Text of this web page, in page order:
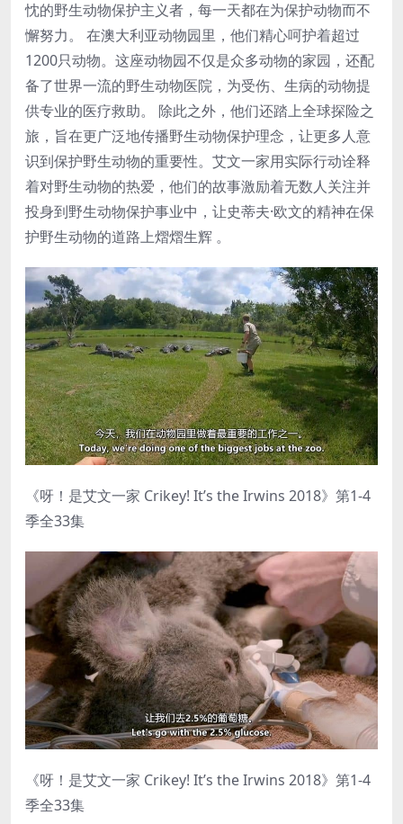
忱的野生动物保护主义者，每一天都在为保护动物而不
懈努力。 在澳大利亚动物园里，他们精心呵护着超过
1200只动物。这座动物园不仅是众多动物的家园，还配
备了世界一流的野生动物医院，为受伤、生病的动物提
供专业的医疗救助。 除此之外，他们还踏上全球探险之
旅，旨在更广泛地传播野生动物保护理念，让更多人意
识到保护野生动物的重要性。艾文一家用实际行动诠释
着对野生动物的热爱，他们的故事激励着无数人关注并
投身到野生动物保护事业中，让史蒂夫·欧文的精神在保
护野生动物的道路上熠熠生辉 。
《呀！是艾文一家 Crikey! It’s the Irwins 2018》第1-4
季全33集
《呀！是艾文一家 Crikey! It’s the Irwins 2018》第1-4
季全33集